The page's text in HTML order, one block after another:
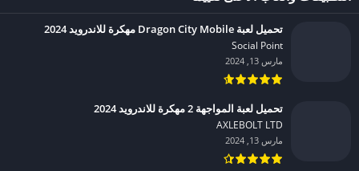
تحميل لعبة Dragon City Mobile مهكرة للاندرويد 2024
Social Point‏
مارس 13, 2024
تحميل لعبة المواجهة 2 مهكرة للاندرويد 2024
AXLEBOLT LTD‏
مارس 13, 2024